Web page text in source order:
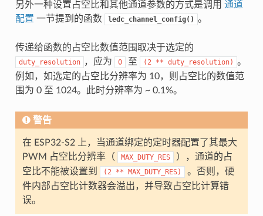
另外一种设置占空比和其他通道参数的方式是调用 通道
配置 一节提到的函数 ledc_channel_config() 。
传递给函数的占空比数值范围取决于选定的
duty_resolution ，应为 0 至 (2 ** duty_resolution) 。
例如，如选定的占空比分辨率为 10，则占空比的数值范
围为 0 至 1024。此时分辨率为 ~ 0.1%。
警告
在 ESP32-S2 上，当通道绑定的定时器配置了其最大
PWM 占空比分辨率（
MAX_DUTY_RES
），通道的占
空比不能被设置到
(2 ** MAX_DUTY_RES)
。否则，硬
件内部占空比计数器会溢出，并导致占空比计算错
误。